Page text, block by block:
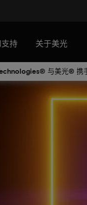
持 关于美光
与美光® 携